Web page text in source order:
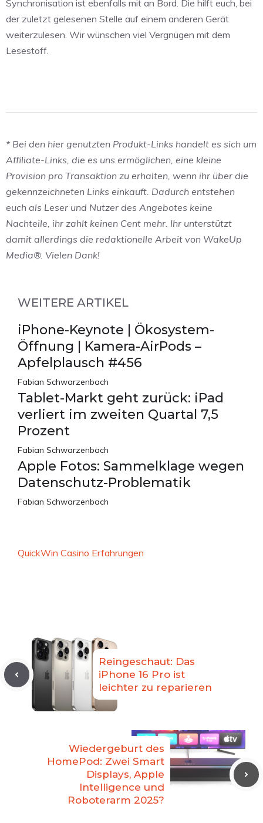
Synchronisation ist ebenfalls mit an Bord. Die hilft euch, bei
der zuletzt gelesenen Stelle auf einem anderen Gerät
weiterzulesen. Wir wünschen viel Vergnügen mit dem
Lesestoff.
* Bei den hier genutzten Produkt-Links handelt es sich um
Affiliate-Links, die es uns ermöglichen, eine kleine
Provision pro Transaktion zu erhalten, wenn ihr über die
gekennzeichneten Links einkauft. Dadurch entstehen
euch als Leser und Nutzer des Angebotes keine
Nachteile, ihr zahlt keinen Cent mehr. Ihr unterstützt
damit allerdings die redaktionelle Arbeit von WakeUp
Media®. Vielen Dank!
WEITERE ARTIKEL
iPhone-Keynote | Ökosystem-
Öffnung | Kamera-AirPods –
Apfelplausch #456
Fabian Schwarzenbach
Tablet-Markt geht zurück: iPad
verliert im zweiten Quartal 7,5
Prozent
Fabian Schwarzenbach
Apple Fotos: Sammelklage wegen
Datenschutz-Problematik
Fabian Schwarzenbach
QuickWin Casino Erfahrungen
Reingeschaut: Das
iPhone 16 Pro ist
leichter zu reparieren
Wiedergeburt des
HomePod: Zwei Smart
Displays, Apple
Intelligence und
Roboterarm 2025?